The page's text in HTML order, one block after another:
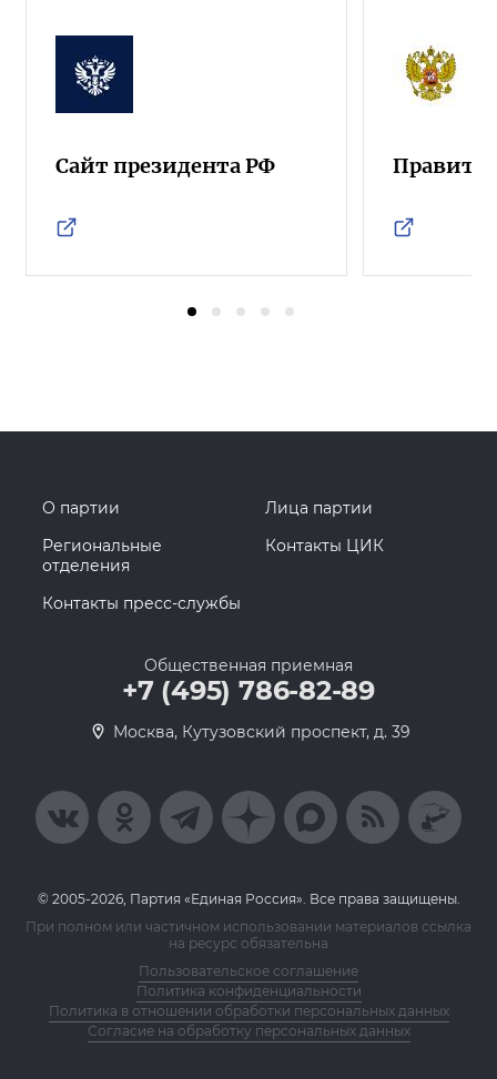
Сайт президента РФ
О партии
Лица партии
Региональные
отделения
Контакты ЦИК
Контакты пресс-службы
Общественная приемная
+7 (495) 786-82-89
Москва, Кутузовский проспект, д. 39
© 2005-2026, Партия «Единая Россия». Все права защищены.
При полном или частичном использовании материалов ссылка
на ресурс обязательна
Пользовательское соглашение
Политика конфиденциальности
Политика в отношении обработки персональных данных
Согласие на обработку персональных данных